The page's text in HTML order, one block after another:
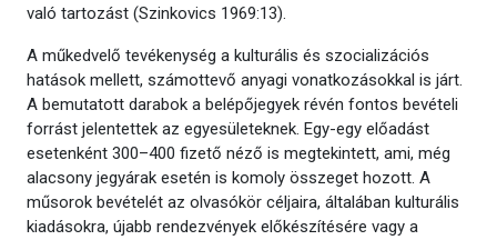
való tartozást (Szinkovics 1969:13).
A műkedvelő tevékenység a kulturális és szocializációs
hatások mellett, számottevő anyagi vonatkozásokkal is járt.
A bemutatott darabok a belépőjegyek révén fontos bevételi
forrást jelentettek az egyesületeknek. Egy-egy előadást
esetenként 300–400 fizető néző is megtekintett, ami, még
alacsony jegyárak esetén is komoly összeget hozott. A
műsorok bevételét az olvasókör céljaira, általában kulturális
kiadásokra, újabb rendezvények előkészítésére vagy a